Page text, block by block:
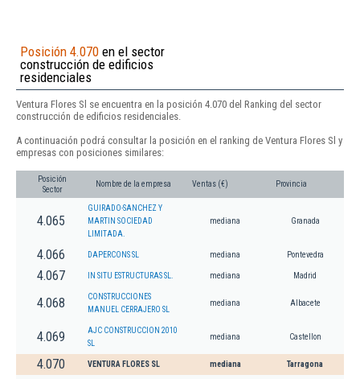
Posición 4.070 en el sector
construcción de edificios
residenciales
Ventura Flores Sl se encuentra en la posición 4.070 del Ranking del sector
construcción de edificios residenciales.
A continuación podrá consultar la posición en el ranking de Ventura Flores Sl y
empresas con posiciones similares:
Posición
Sector
Nombre de la empresa Ventas (€) Provincia
4.065
GUIRADO-SANCHEZ Y
MARTIN SOCIEDAD
LIMITADA.
mediana Granada
4.066 DAPERCONS SL mediana Pontevedra
4.067 IN SITU ESTRUCTURAS SL. mediana Madrid
4.068
CONSTRUCCIONES
MANUEL CERRAJERO SL
mediana Albacete
4.069
AJC CONSTRUCCION 2010
SL
mediana Castellon
4.070 VENTURA FLORES SL mediana Tarragona